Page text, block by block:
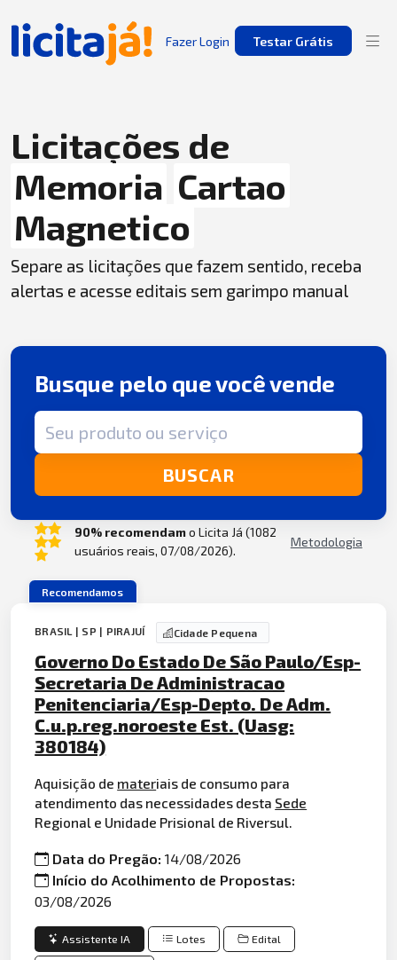
Fazer Login Testar Grátis
Licitações de
Memoria Cartao
Magnetico
Separe as licitações que fazem sentido, receba
alertas e acesse editais sem garimpo manual
Busque pelo que você vende
Termo de busca
BUSCAR
90% recomendamo Licita Já (1082
usuários reais, 07/08/2026).
Metodologia
Recomendamos
BRASIL | SP | PIRAJUÍ Cidade Pequena
Governo Do Estado De São Paulo/Esp-
Secretaria De Administracao
Penitenciaria/Esp-Depto. De Adm.
C.u.p.reg.noroeste Est. (Uasg:
380184)
Aquisição de materiais de consumo para
atendimento das necessidades desta Sede
Regional e Unidade Prisional de Riversul.
Data do Pregão:14/08/2026
Início do Acolhimento de Propostas:
03/08/2026
Assistente IA Lotes Edital